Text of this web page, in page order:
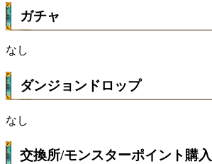
ガチャ
なし
ダンジョンドロップ
なし
交換所/モンスターポイント購入